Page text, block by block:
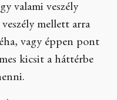
valami veszély
mellett arra
vagy éppen pont
kicsit a háttérbe